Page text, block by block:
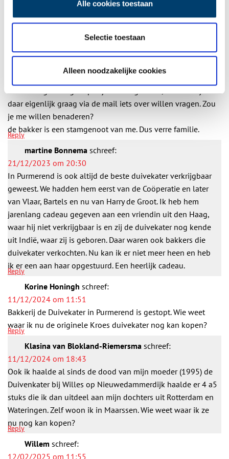
Alle cookies toestaan
Selectie toestaan
Alleen noodzakelijke cookies
Vul deze informatie aan of geef een reactie.
Wil Furrer-Kroes schreef:
daar eigenlijk graag via de mail iets over willen vragen. Zou
je me willen benaderen?
de bakker is een stamgenoot van me. Dus verre familie.
Reply
martine Bonnema schreef:
21/12/2023 om 20:30
In Purmerend is ook altijd de beste duivekater verkrijgbaar
geweest. We hadden hem eerst van de Coöperatie en later
van Vlaar, Bartels en nu van Harry de Groot. Ik heb hem
jarenlang cadeau gegeven aan een vriendin uit den Haag,
waar hij niet verkrijgbaar is en zij de duivekater nog kende
uit Indië, waar zij is geboren. Daar waren ook bakkers die
duivekater verkochten. Nu kan ik er niet meer heen en heb
ik er een aan haar opgestuurd. Een heerlijk cadeau.
Reply
Korine Honingh schreef:
11/12/2024 om 11:51
Bakkerij de Duivekater in Purmerend is gestopt. Wie weet
waar ik nu de originele Kroes duivekater nog kan kopen?
Reply
Klasina van Blokland-Riemersma schreef:
11/12/2024 om 18:43
Ook ik haalde al sinds de dood van mijn moeder (1995) de
Duivenkater bij Willes op Nieuwedammerdijk haalde er 4 a5
stuks die ik dan uitdeel aan mijn dochters uit Rotterdam en
Wateringen. Zelf woon ik in Maarssen. Wie weet waar ik ze
nu nog kan kopen?
Reply
Willem schreef:
12/02/2025 om 11:55